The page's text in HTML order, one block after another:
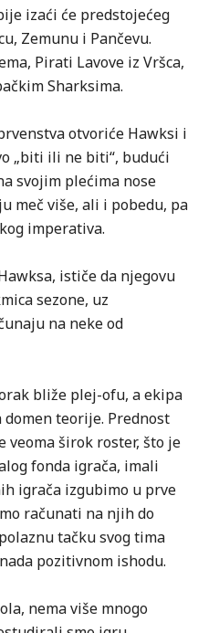
izaći će predstojećeg
Zemunu i Pančevu.
Pirati Lavove iz Vršca,
Sharksima.
otvoriće Hawksi i
„biti ili ne biti“, budući
svojim plećima nose
meč više, ali i pobedu, pa
imperativa.
ističe da njegovu
sezone, uz
na neke od
bliže plej-ofu, a ekipa
teorije. Prednost
veoma širok roster, što je
fonda igrača, imali
igrača izgubimo u prve
računati na njih do
tačku svog tima
pozitivnom ishodu.
nema više mnogo